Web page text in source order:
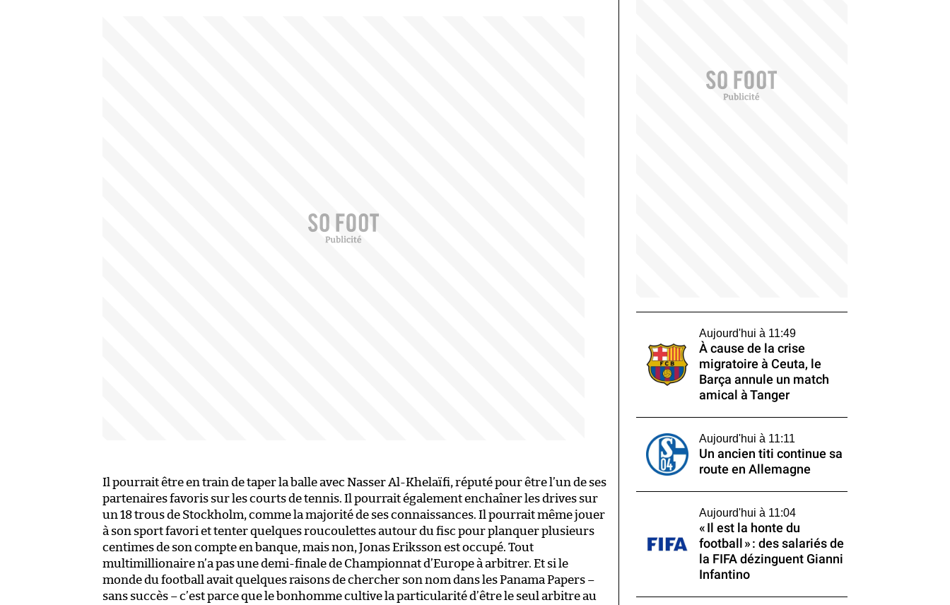
Il pourrait être en train de taper la balle avec Nasser Al-Khelaïfi, réputé pour être l’un de ses
partenaires favoris sur les courts de tennis. Il pourrait également enchaîner les drives sur
un 18 trous de Stockholm, comme la majorité de ses connaissances. Il pourrait même jouer
à son sport favori et tenter quelques roucoulettes autour du fisc pour planquer plusieurs
centimes de son compte en banque, mais non, Jonas Eriksson est occupé. Tout
multimillionaire n’a pas une demi-finale de Championnat d’Europe à arbitrer. Et si le
monde du football avait quelques raisons de chercher son nom dans les Panama Papers –
sans succès – c’est parce que le bonhomme cultive la particularité d’être le seul arbitre au
Aujourd'hui à 11:49
À cause de la crise
migratoire à Ceuta, le
Barça annule un match
amical à Tanger
Aujourd'hui à 11:11
Un ancien titi continue sa
route en Allemagne
Aujourd'hui à 11:04
« Il est la honte du
football » : des salariés de
la FIFA dézinguent Gianni
Infantino